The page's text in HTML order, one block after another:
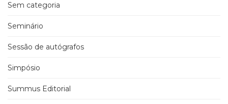
Sem categoria
Seminário
Sessão de autógrafos
Simpósio
Summus Editorial